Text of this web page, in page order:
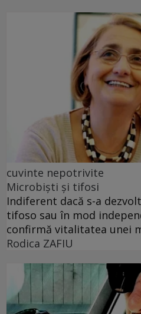
cuvinte nepotrivite
Microbiști și tifosi
Indiferent dacă s-a
tifoso sau în mod
confirmă vitalitatea unei
Rodica ZAFIU